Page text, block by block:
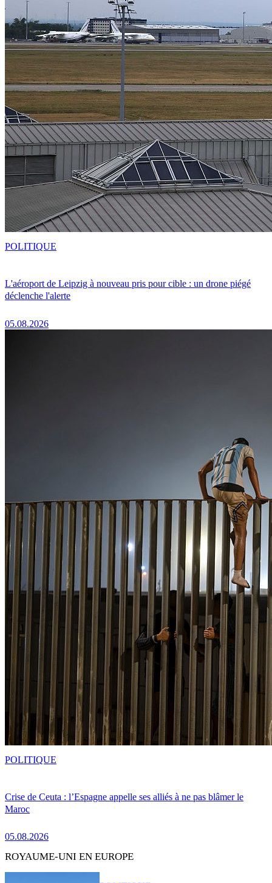
L'aéroport de Leipzig à nouveau pris pour cible : un drone piégé
déclenche l'alerte
05.08.2026
POLITIQUE
Crise de Ceuta : l’Espagne appelle ses alliés à ne pas blâmer le
Maroc
05.08.2026
POLITIQUE
ROYAUME-UNI EN EUROPE